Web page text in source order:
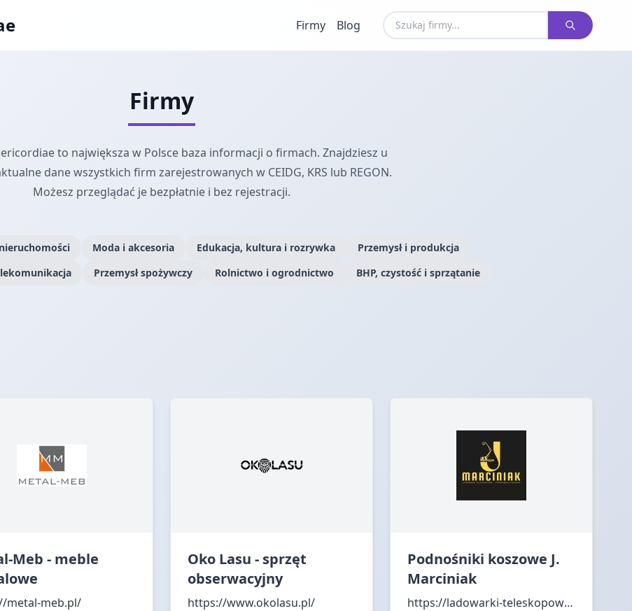
Firmy Blog
Firmy
to największa w Polsce baza informacji o firmach. Znajdziesz u
dane wszystkich firm zarejestrowanych w CEIDG, KRS lub REGON.
Możesz przeglądać je bezpłatnie i bez rejestracji.
Moda i akcesoria Edukacja, kultura i rozrywka
Przemysł i produkcja
Przemysł spożywczy Rolnictwo i ogrodnictwo
BHP, czystość i sprzątanie
Meb - meble
metal-meb.pl/
Oko Lasu - sprzęt
obserwacyjny
https://www.okolasu.pl/
Podnośniki koszowe J.
Marciniak
https://ladowarki-teleskopowe.eu/